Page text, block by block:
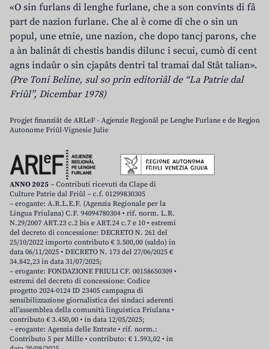
«O sin furlans di lenghe furlane, che a son convints di fâ
part de nazion furlane. Che al è come dî che o sin un
popul, une etnie, une nazion, che dopo tancj parons, che
a àn balinât di chestis bandis dilunc i secui, cumò di cent
agns indaûr o sin cjapâts dentri tal tramai dal Stât talian».
(Pre Toni Beline, sul so prin editoriâl de “La Patrie dal
Friûl”, Dicembar 1978)
Progjet finanziât de ARLeF - Agjenzie Regjonâl pe Lenghe Furlane e de Regjon
Autonome Friûl-Vignesie Julie
ANNO 2025 – Contributi ricevuti da Clape di
Culture Patrie dal Friûl – c.f. 01299830305
– erogante: A.R.L.E.F. (Agenzia Regionale per la
Lingua Friulana) C.F. 94094780304 • rif. norm. L.R.
N.29/2007 ART.23 c.2 bis e ART.24 c.7 e 10 • estremi
del decreto di concessione: DECRETO N. 261 del
25/10/2022 importo contributo € 3.500,00 (saldo) in
data 06/11/2025 • DECRETO N. 173 del 27/06/2025 €
34.842,23 in data 31/07/2025;
– erogante: FONDAZIONE FRIULI CF. 00158650309 •
estremi del decreto di concessione: Codice
progetto 2024-0124 ID 23405 campagna di
sensibilizzazione giornalistica dei sindaci aderenti
all’assemblea della comunità linguistica Friulana •
contributo € 3.450,00 • in data 12/05/2025;
– erogante: Agenzia delle Entrate • rif. norm.:
Contributo 5 per Mille • contributo: € 1.593,02 • in